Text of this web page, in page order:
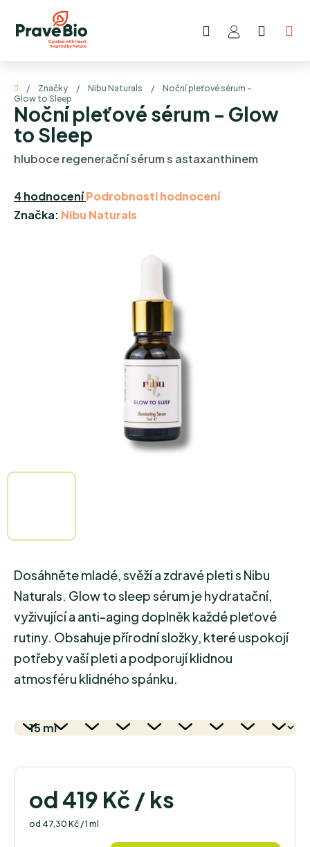
obsah
Hledat
Domů
/ Značky / Nibu Naturals /
Noční pleťové sérum -
Glow to Sleep
Dosáhněte mladé, svěží a zdravé pleti s Nibu
Naturals. Glow to sleep sérum je hydratační,
vyživující a anti-aging doplněk každé pleťové
rutiny. Obsahuje přírodní složky, které uspokojí
potřeby vaší pleti a podporují klidnou
atmosféru klidného spánku.
od 419 Kč / ks
Měrná cena:
od 47,30 Kč / 1 ml
Noční pleťové sérum - Glow
to Sleep
hluboce regenerační sérum s astaxanthinem
Průměrné
hodnocení
4 hodnoceníPodrobnosti hodnocení
Značka: Nibu Naturals